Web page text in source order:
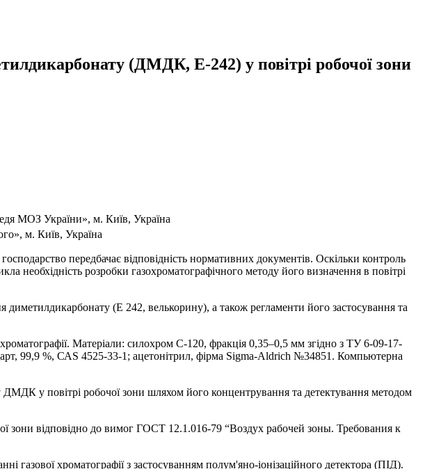
(ДМДК, Е-242) у повітрі робочої зони
МОЗ України», м. Київ, Україна
м. Київ, Україна
передбачає відповідність нормативних документів. Оскільки контроль
необхідність розробки газохроматографічного методу його визначення в повітрі
диметилдикарбонату (Е 242, велькорину), а також регламенти його застосування та
Матеріали: силохром С-120, фракція 0,35–0,5 мм згідно з ТУ 6-09-17-
99,9 %, САS 4525-33-1; ацетонітрил, фірма Sigma-Aldrich №34851. Компьютерна
у повітрі робочої зони шляхом його концентрування та детектування методом
зони відповідно до вимог ГОСТ 12.1.016-79 “Воздух рабочей зоны. Требования к
хроматографії з застосуванням полум'яно-іонізаційного детектора (ПІД).